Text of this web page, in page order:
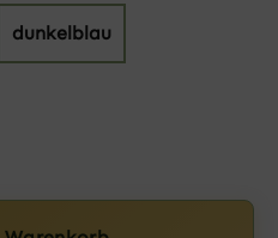
dunkelblau
Wert